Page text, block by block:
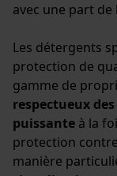
avec une part de
Les détergents
protection de
gamme de
respectueux
puissante à la
protection
manière